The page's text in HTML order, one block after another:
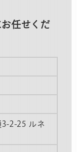
お任せくだ
2-25 ルネ